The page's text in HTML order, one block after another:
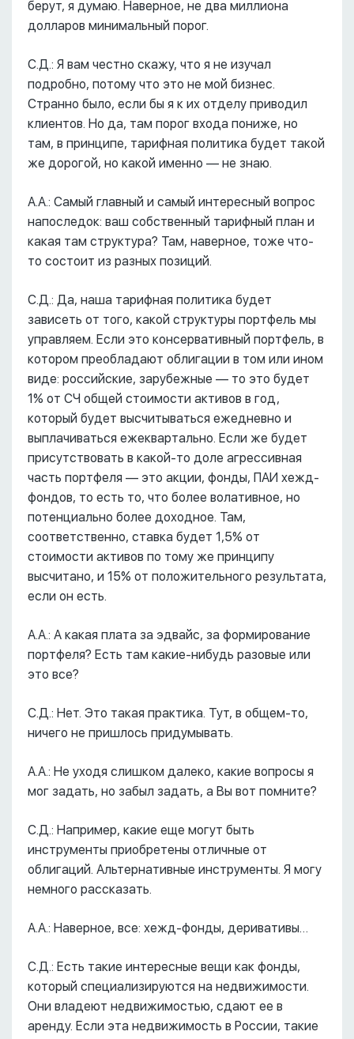
берут, я думаю. Наверное, не два миллиона
долларов минимальный порог.
С.Д.: Я вам честно скажу, что я не изучал
подробно, потому что это не мой бизнес.
Странно было, если бы я к их отделу приводил
клиентов. Но да, там порог входа пониже, но
там, в принципе, тарифная политика будет такой
же дорогой, но какой именно –– не знаю.
А.А.: Самый главный и самый интересный вопрос
напоследок: ваш собственный тарифный план и
какая там структура? Там, наверное, тоже что-
то состоит из разных позиций.
С.Д.: Да, наша тарифная политика будет
зависеть от того, какой структуры портфель мы
управляем. Если это консервативный портфель, в
котором преобладают облигации в том или ином
виде: российские, зарубежные –– то это будет
1% от СЧ общей стоимости активов в год,
который будет высчитываться ежедневно и
выплачиваться ежеквартально. Если же будет
присутствовать в какой-то доле агрессивная
часть портфеля –– это акции, фонды, ПАИ хежд-
фондов, то есть то, что более волативное, но
потенциально более доходное. Там,
соответственно, ставка будет 1,5% от
стоимости активов по тому же принципу
высчитано, и 15% от положительного результата,
если он есть.
А.А.: А какая плата за эдвайс, за формирование
портфеля? Есть там какие-нибудь разовые или
это все?
С.Д.: Нет. Это такая практика. Тут, в общем-то,
ничего не пришлось придумывать.
А.А.: Не уходя слишком далеко, какие вопросы я
мог задать, но забыл задать, а Вы вот помните?
С.Д.: Например, какие еще могут быть
инструменты приобретены отличные от
облигаций. Альтернативные инструменты. Я могу
немного рассказать.
А.А.: Наверное, все: хежд-фонды, деривативы…
С.Д.: Есть такие интересные вещи как фонды,
который специализируются на недвижимости.
Они владеют недвижимостью, сдают ее в
аренду. Если эта недвижимость в России, такие